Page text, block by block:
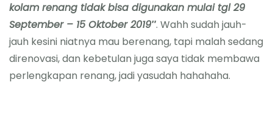
kolam renang tidak bisa digunakan mulai tgl 29
September – 15 Oktober 2019″. Wahh sudah jauh-
jauh kesini niatnya mau berenang, tapi malah sedang
direnovasi, dan kebetulan juga saya tidak membawa
perlengkapan renang, jadi yasudah hahahaha.